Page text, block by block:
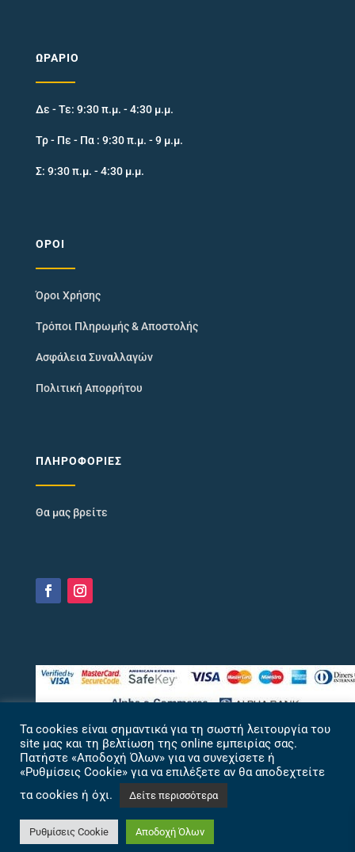
ΩΡΆΡΙΟ
Δε - Τε: 9:30 π.μ. - 4:30 μ.μ.
Τρ - Πε - Πα : 9:30 π.μ. - 9 μ.μ.
Σ: 9:30 π.μ. - 4:30 μ.μ.
ΌΡΟΙ
Όροι Χρήσης
Τρόποι Πληρωμής & Αποστολής
Ασφάλεια Συναλλαγών
Πολιτική Απορρήτου
ΠΛΗΡΟΦΟΡΊΕΣ
Θα μας βρείτε
Τα cookies είναι σημαντικά για τη σωστή λειτουργία του
site μας και τη βελτίωση της online εμπειρίας σας.
Πατήστε «Αποδοχή Όλων» για να συνεχίσετε ή
«Ρυθμίσεις Cookie» για να επιλέξετε αν θα αποδεχτείτε
τα cookies ή όχι.
Δείτε περισσότερα
Ρυθμίσεις Cookie Αποδοχή Όλων